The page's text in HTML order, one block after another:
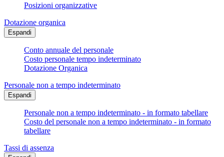
Posizioni organizzative
Dotazione organica
Espandi
Conto annuale del personale
Costo personale tempo indeterminato
Dotazione Organica
Personale non a tempo indeterminato
Espandi
Personale non a tempo indeterminato - in formato tabellare
Costo del personale non a tempo indeterminato - in formato
tabellare
Tassi di assenza